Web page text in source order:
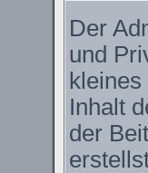
Der
und
Inhalt
der